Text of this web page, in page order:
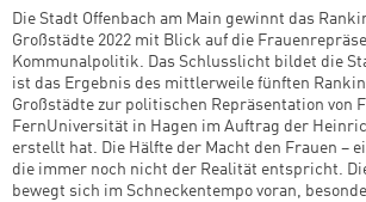
Die Stadt Offenbach am Main gewinnt das
Großstädte 2022 mit Blick auf die
Kommunalpolitik. Das Schlusslicht bildet die
ist das Ergebnis des mittlerweile fünften
Großstädte zur politischen Repräsentation von
FernUniversität in Hagen im Auftrag der
erstellt hat. Die Hälfte der Macht den Frauen –
die immer noch nicht der Realität entspricht.
bewegt sich im Schneckentempo voran,